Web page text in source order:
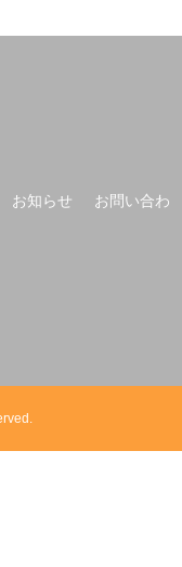
お知らせ
お問い合わ